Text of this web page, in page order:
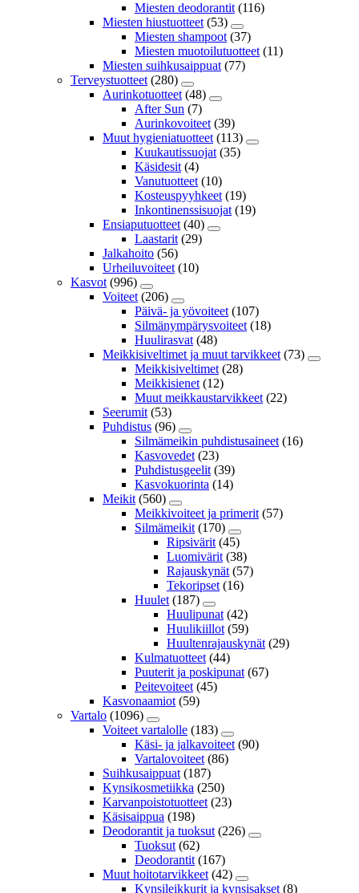
Miesten deodorantit (116)
Miesten hiustuotteet (53)
Miesten shampoot (37)
Miesten muotoilutuotteet (11)
Miesten suihkusaippuat (77)
Terveystuotteet (280)
Aurinkotuotteet (48)
After Sun (7)
Aurinkovoiteet (39)
Muut hygieniatuotteet (113)
Kuukautissuojat (35)
Käsidesit (4)
Vanutuotteet (10)
Kosteuspyyhkeet (19)
Inkontinenssisuojat (19)
Ensiaputuotteet (40)
Laastarit (29)
Jalkahoito (56)
Urheiluvoiteet (10)
Kasvot (996)
Voiteet (206)
Päivä- ja yövoiteet (107)
Silmänympärysvoiteet (18)
Huulirasvat (48)
Meikkisiveltimet ja muut tarvikkeet (73)
Meikkisiveltimet (28)
Meikkisienet (12)
Muut meikkaustarvikkeet (22)
Seerumit (53)
Puhdistus (96)
Silmämeikin puhdistusaineet (16)
Kasvovedet (23)
Puhdistusgeelit (39)
Kasvokuorinta (14)
Meikit (560)
Meikkivoiteet ja primerit (57)
Silmämeikit (170)
Ripsivärit (45)
Luomivärit (38)
Rajauskynät (57)
Tekoripset (16)
Huulet (187)
Huulipunat (42)
Huulikiillot (59)
Huultenrajauskynät (29)
Kulmatuotteet (44)
Puuterit ja poskipunat (67)
Peitevoiteet (45)
Kasvonaamiot (59)
Vartalo (1096)
Voiteet vartalolle (183)
Käsi- ja jalkavoiteet (90)
Vartalovoiteet (86)
Suihkusaippuat (187)
Kynsikosmetiikka (250)
Karvanpoistotuotteet (23)
Käsisaippua (198)
Deodorantit ja tuoksut (226)
Tuoksut (62)
Deodorantit (167)
Muut hoitotarvikkeet (42)
Kynsileikkurit ja kynsisakset (8)